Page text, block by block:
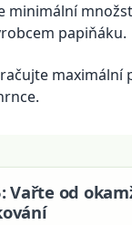
minimální
papiňáku.
maximální
Vařte od